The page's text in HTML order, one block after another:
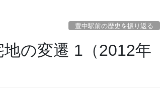
豊中駅前の歴史を振り返る
地の変遷 1（2012年